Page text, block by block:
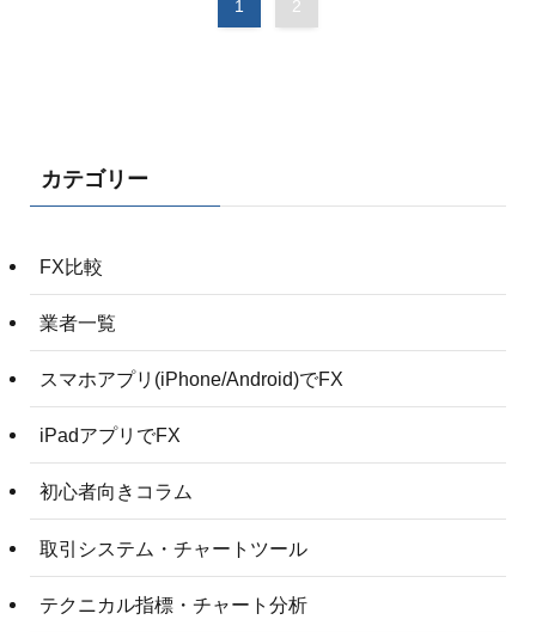
1 2
カテゴリー
FX比較
業者一覧
スマホアプリ(iPhone/Android)でFX
iPadアプリでFX
初心者向きコラム
取引システム・チャートツール
テクニカル指標・チャート分析